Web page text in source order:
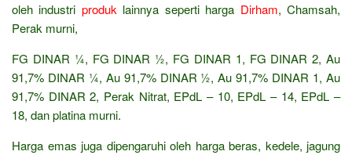
oleh industri produklainnya seperti harga Dirham, Chamsah,
Perak murni,
FG DINAR ¼, FG DINAR ½, FG DINAR 1, FG DINAR 2, Au
91,7% DINAR ¼, Au 91,7% DINAR ½, Au 91,7% DINAR 1, Au
91,7% DINAR 2, Perak Nitrat, EPdL – 10, EPdL – 14, EPdL –
18, dan platina murni.
Harga emas juga dipengaruhi oleh harga beras, kedele, jagung